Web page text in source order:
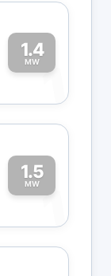
1.4
MW1
1.5
MW1